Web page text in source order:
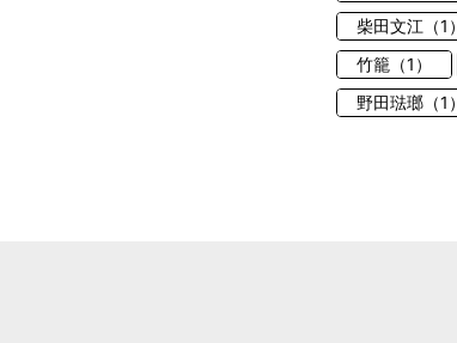
柴田文江（1）
竹籠（1）
野田琺瑯（1）